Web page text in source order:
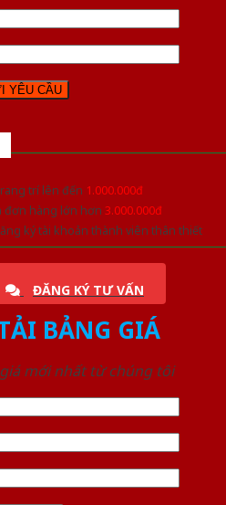
trí lên đến 1.000.000đ
đơn hàng lớn hơn 3.000.000đ
ký tài khoản thành viên thân thiết
ĐĂNG KÝ TƯ VẤN
BẢNG GIÁ
mới nhất từ chúng tôi